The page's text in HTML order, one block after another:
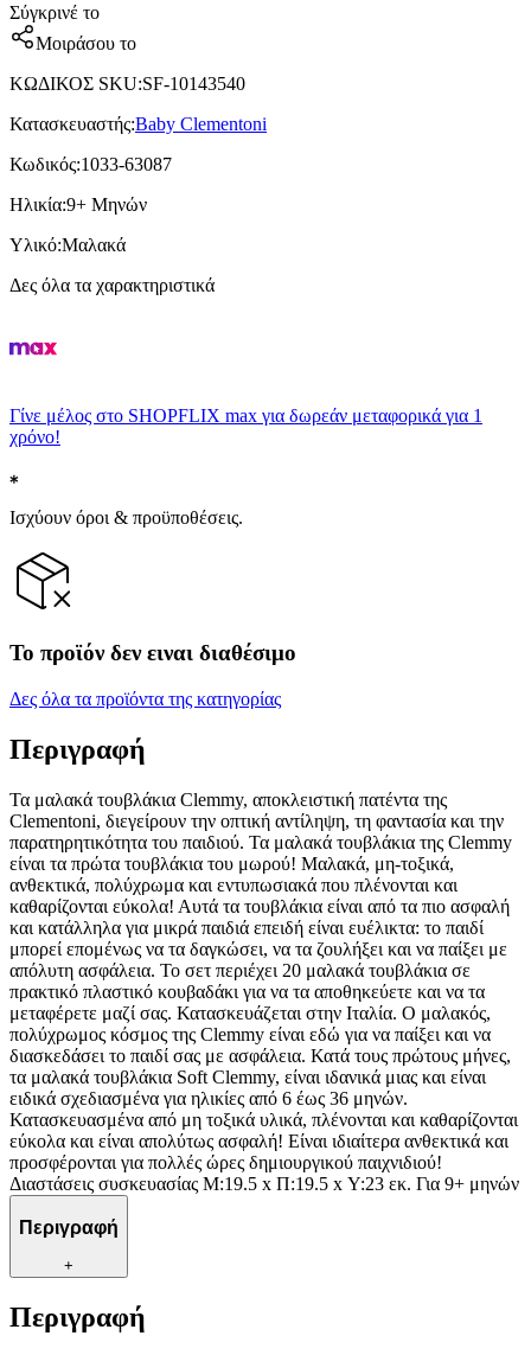
Σύγκρινέ το
Μοιράσου το
ΚΩΔΙΚΟΣ SKU:SF-10143540
Κατασκευαστής:Baby Clementoni
Κωδικός:1033-63087
Ηλικία:9+ Μηνών
Υλικό:Μαλακά
Δες όλα τα χαρακτηριστικά
Γίνε μέλος στο SHOPFLIX max για δωρεάν μεταφορικά για 1
χρόνο!
Ισχύουν όροι & προϋποθέσεις.
Το προϊόν δεν ειναι διαθέσιμο
Δες όλα τα προϊόντα της κατηγορίας
Περιγραφή
Τα μαλακά τουβλάκια Clemmy, αποκλειστική πατέντα της
Clementoni, διεγείρουν την οπτική αντίληψη, τη φαντασία και την
παρατηρητικότητα του παιδιού. Τα μαλακά τουβλάκια της Clemmy
είναι τα πρώτα τουβλάκια του μωρού! Μαλακά, μη-τοξικά,
ανθεκτικά, πολύχρωμα και εντυπωσιακά που πλένονται και
καθαρίζονται εύκολα! Αυτά τα τουβλάκια είναι από τα πιο ασφαλή
και κατάλληλα για μικρά παιδιά επειδή είναι ευέλικτα: το παιδί
μπορεί επομένως να τα δαγκώσει, να τα ζουλήξει και να παίξει με
απόλυτη ασφάλεια. Το σετ περιέχει 20 μαλακά τουβλάκια σε
πρακτικό πλαστικό κουβαδάκι για να τα αποθηκεύετε και να τα
μεταφέρετε μαζί σας. Κατασκευάζεται στην Ιταλία. Ο μαλακός,
πολύχρωμος κόσμος της Clemmy είναι εδώ για να παίξει και να
διασκεδάσει το παιδί σας με ασφάλεια. Κατά τους πρώτους μήνες,
τα μαλακά τουβλάκια Soft Clemmy, είναι ιδανικά μιας και είναι
ειδικά σχεδιασμένα για ηλικίες από 6 έως 36 μηνών.
Κατασκευασμένα από μη τοξικά υλικά, πλένονται και καθαρίζονται
εύκολα και είναι απολύτως ασφαλή! Είναι ιδιαίτερα ανθεκτικά και
προσφέρονται για πολλές ώρες δημιουργικού παιχνιδιού!
Διαστάσεις συσκευασίας Μ:19.5 x Π:19.5 x Υ:23 εκ. Για 9+ μηνών
Περιγραφή
+
Περιγραφή